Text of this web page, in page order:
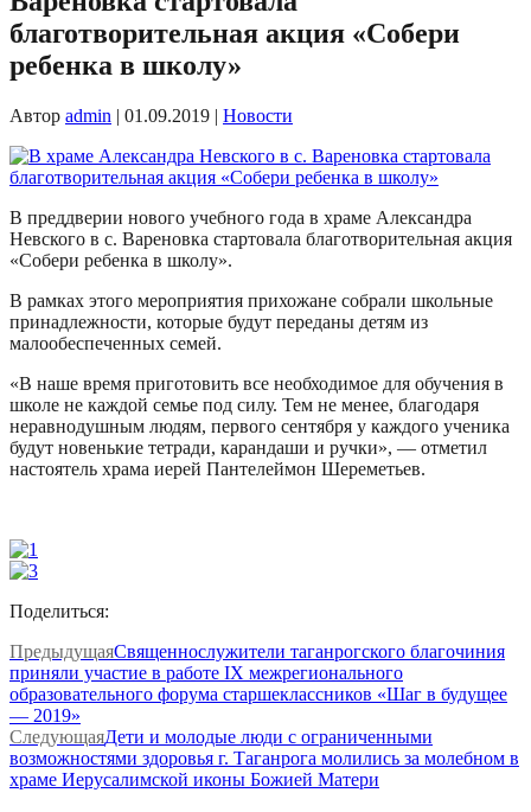
благотворительная акция «Собери
ребенка в школу»
Автор admin | 01.09.2019 | Новости
В преддверии нового учебного года в храме Александра
Невского в с. Вареновка стартовала благотворительная акция
«Собери ребенка в школу».
В рамках этого мероприятия прихожане собрали школьные
принадлежности, которые будут переданы детям из
малообеспеченных семей.
«В наше время приготовить все необходимое для обучения в
школе не каждой семье под силу. Тем не менее, благодаря
неравнодушным людям, первого сентября у каждого ученика
будут новенькие тетради, карандаши и ручки», — отметил
настоятель храма иерей Пантелеймон Шереметьев.
Поделиться:
ПредыдущаяСвященнослужители таганрогского благочиния
приняли участие в работе IX межрегионального
образовательного форума старшеклассников «Шаг в будущее
— 2019»
СледующаяДети и молодые люди с ограниченными
возможностями здоровья г. Таганрога молились за молебном в
храме Иерусалимской иконы Божией Матери